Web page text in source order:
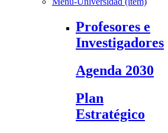
Profesores e
Investigadores
Agenda 2030
Plan
Estratégico